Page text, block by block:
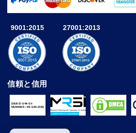
9001:2015 27001:2013
信頼と信用